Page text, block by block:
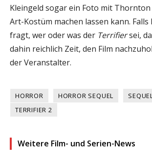
Kleingeld sogar ein Foto mit
Art-Kostüm machen lassen kann. Falls
fragt, wer oder was der Terrifiersei,
dahin reichlich Zeit, den Film
der Veranstalter.
HORROR HORROR SEQUEL
TERRIFIER 2
Weitere Film- und Serien-News